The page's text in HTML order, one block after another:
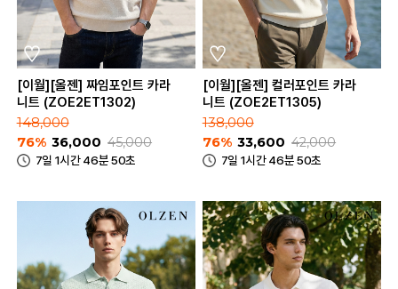
[이월][올젠] 짜임포인트 카라
니트 (ZOE2ET1302)
148,000
76% 36,000 45,000
7일 1시간 46분 50초
[이월][올젠] 컬러포인트 카라
니트 (ZOE2ET1305)
138,000
76% 33,600 42,000
7일 1시간 46분 50초